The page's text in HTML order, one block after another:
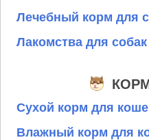
Лечебный корм для
Лакомства для собак
Сухой корм для
Влажный корм для